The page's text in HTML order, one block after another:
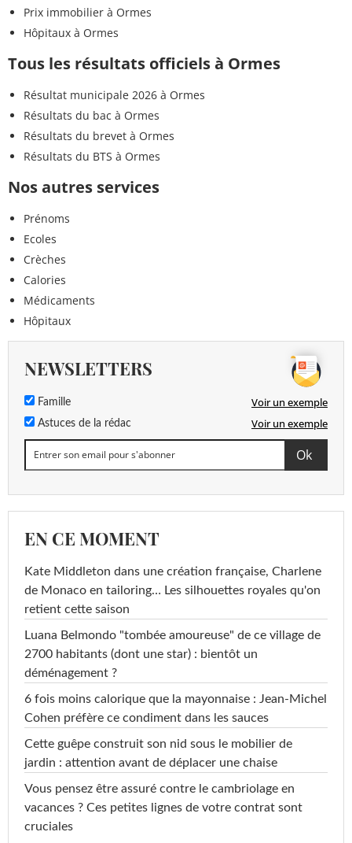
Prix immobilier à Ormes
Hôpitaux à Ormes
Tous les résultats officiels à Ormes
Résultat municipale 2026 à Ormes
Résultats du bac à Ormes
Résultats du brevet à Ormes
Résultats du BTS à Ormes
Nos autres services
Prénoms
Ecoles
Crèches
Calories
Médicaments
Hôpitaux
NEWSLETTERS
Famille Voir un exemple
Astuces de la rédac Voir un exemple
EN CE MOMENT
Kate Middleton dans une création française, Charlene
de Monaco en tailoring… Les silhouettes royales qu'on
retient cette saison
Luana Belmondo "tombée amoureuse" de ce village de
2700 habitants (dont une star) : bientôt un
déménagement ?
6 fois moins calorique que la mayonnaise : Jean-Michel
Cohen préfère ce condiment dans les sauces
Cette guêpe construit son nid sous le mobilier de
jardin : attention avant de déplacer une chaise
Vous pensez être assuré contre le cambriolage en
vacances ? Ces petites lignes de votre contrat sont
cruciales